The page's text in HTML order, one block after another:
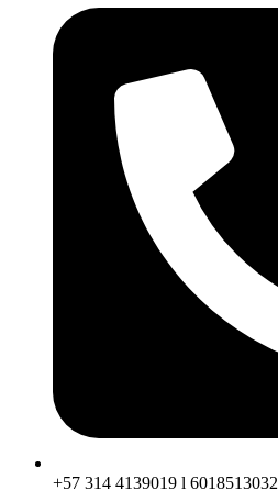
+57 314 4139019 l 6018513032